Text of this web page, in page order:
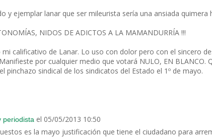
y ejemplar lanar que ser mileurista sería una ansiada quimera
NIDOS DE ADICTOS A LA MAMANDURRÍA !!!
calificativo de Lanar. Lo uso con dolor pero con el sincero
por cualquier medio que votará NULO, EN BLANCO.
pinchazo sindical de los sindicatos del Estado el 1º de mayo.
periodista el 05/05/2013 10:50
es la mayo justificación que tiene el ciudadano para